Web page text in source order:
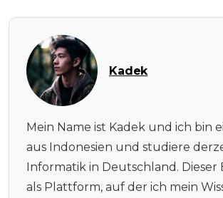
Kadek
Mein Name ist Kadek und ich bin
aus Indonesien und studiere
Informatik in Deutschland. Dieser
als Plattform, auf der ich mein